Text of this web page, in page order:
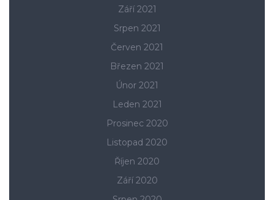
Září 2021
Srpen 2021
Červen 2021
Březen 2021
Únor 2021
Leden 2021
Prosinec 2020
Listopad 2020
Říjen 2020
Září 2020